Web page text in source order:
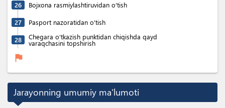
26
Bojxona rasmiylashtiruvidan o'tish
27 Pasport nazoratidan o'tish
28 Chegara o‘tkazish punktidan chiqishda qayd
varaqchasini topshirish
flag
Jarayonning umumiy ma'lumoti